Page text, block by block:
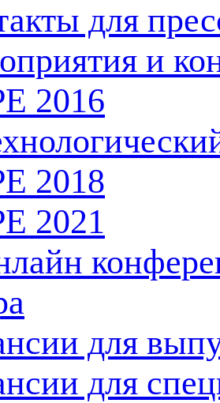
для
и
2016
2018
2021
для
для